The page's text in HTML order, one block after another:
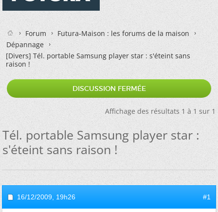
Forum
Futura-Maison : les forums de la maison
Dépannage
[Divers]Tél. portable Samsung player star : s'éteint sans
raison !
DISCUSSION FERMÉE
Affichage des résultats 1 à 1 sur 1
Tél. portable Samsung player star :
s'éteint sans raison !
16/12/2009, 19h26 #1